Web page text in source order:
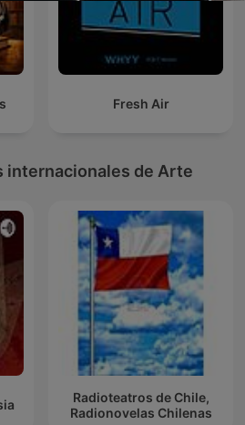
Fresh Air
internacionales de Arte
Radioteatros de Chile,
Radionovelas Chilenas